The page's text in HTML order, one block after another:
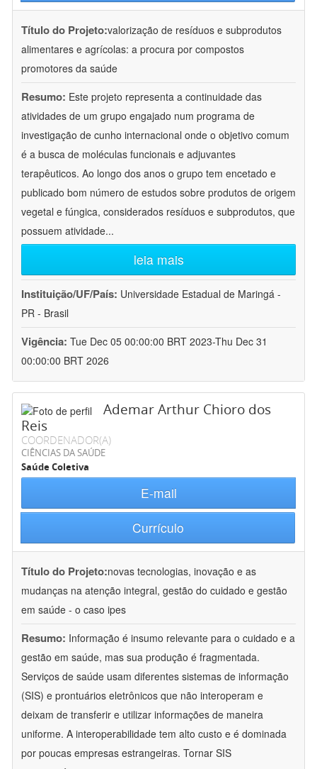
Título do Projeto:valorização de resíduos e subprodutos
alimentares e agrícolas: a procura por compostos
promotores da saúde
Resumo: Este projeto representa a continuidade das
atividades de um grupo engajado num programa de
investigação de cunho internacional onde o objetivo comum
é a busca de moléculas funcionais e adjuvantes
terapêuticos. Ao longo dos anos o grupo tem encetado e
publicado bom número de estudos sobre produtos de origem
vegetal e fúngica, considerados resíduos e subprodutos, que
possuem atividade...
leia mais
Instituição/UF/País: Universidade Estadual de Maringá -
PR - Brasil
Vigência: Tue Dec 05 00:00:00 BRT 2023-Thu Dec 31
00:00:00 BRT 2026
Ademar Arthur Chioro dos
Reis
COORDENADOR(A)
CIÊNCIAS DA SAÚDE
Saúde Coletiva
E-mail
Currículo
Título do Projeto:novas tecnologias, inovação e as
mudanças na atenção integral, gestão do cuidado e gestão
em saúde - o caso ipes
Resumo: Informação é insumo relevante para o cuidado e a
gestão em saúde, mas sua produção é fragmentada.
Serviços de saúde usam diferentes sistemas de informação
(SIS) e prontuários eletrônicos que não interoperam e
deixam de transferir e utilizar informações de maneira
uniforme. A interoperabilidade tem alto custo e é dominada
por poucas empresas estrangeiras. Tornar SIS